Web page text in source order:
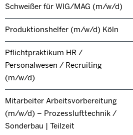
Schweißer für WIG/MAG (m/w/d)
Produktionshelfer (m/w/d) Köln
Pflichtpraktikum HR /
Personalwesen / Recruiting
(m/w/d)
Mitarbeiter Arbeitsvorbereitung
(m/w/d) – Prozesslufttechnik /
Sonderbau | Teilzeit